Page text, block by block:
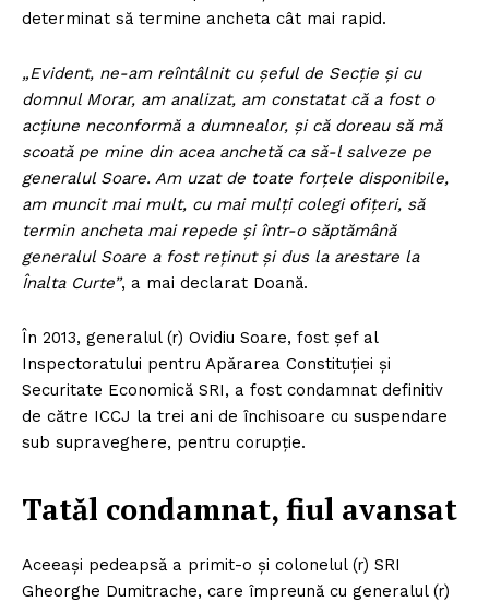
determinat să termine ancheta cât mai rapid.
„Evident, ne-am reîntâlnit cu șeful de Secție și cu
domnul Morar, am analizat, am constatat că a fost o
acțiune neconformă a dumnealor, și că doreau să mă
scoată pe mine din acea anchetă ca să-l salveze pe
generalul Soare. Am uzat de toate forțele disponibile,
am muncit mai mult, cu mai mulți colegi ofițeri, să
termin ancheta mai repede și într-o săptămână
generalul Soare a fost reținut și dus la arestare la
Înalta Curte”, a mai declarat Doană.
În 2013, generalul (r) Ovidiu Soare, fost șef al
Inspectoratului pentru Apărarea Constituției și
Securitate Economică SRI, a fost condamnat definitiv
de către ICCJ la trei ani de închisoare cu suspendare
sub supraveghere, pentru corupție.
Tatăl condamnat, fiul avansat
Aceeași pedeapsă a primit-o și colonelul (r) SRI
Gheorghe Dumitrache, care împreună cu generalul (r)